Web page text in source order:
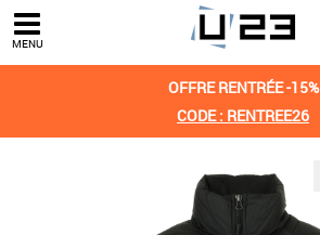
MENU
OFFRE RENTRÉE -15%
CODE : RENTREE26